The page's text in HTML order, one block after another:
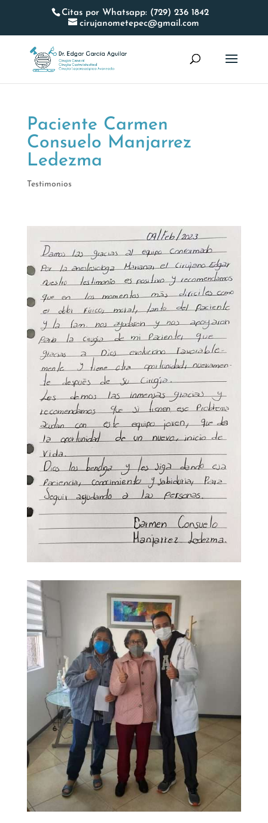
Citas por Whatsapp: (729) 236 1842
cirujanometepec@gmail.com
Paciente Carmen
Consuelo Manjarrez
Ledezma
Testimonios